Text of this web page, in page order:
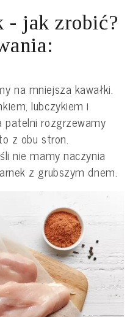
- jak zrobić?
na mniejsza kawałki.
lubczykiem i
rozgrzewamy
z obu stron.
nie mamy naczynia
z grubszym dnem.